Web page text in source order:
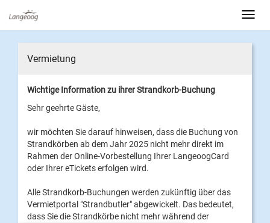
Vermietung
Wichtige Information zu ihrer Strandkorb-Buchung
Sehr geehrte Gäste,
wir möchten Sie darauf hinweisen, dass die Buchung von
Strandkörben ab dem Jahr 2025 nicht mehr direkt im
Rahmen der Online-Vorbestellung Ihrer LangeoogCard
oder Ihrer eTickets erfolgen wird.
Alle Strandkorb-Buchungen werden zukünftig über das
Vermietportal "Strandbutler" abgewickelt. Das bedeutet,
dass Sie die Strandkörbe nicht mehr während der